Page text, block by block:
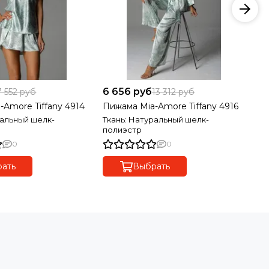
552 руб
Tiffany 4914
шелк-
0
6 656 руб13 312 руб
Пижама Mia-Amore Tiffany 4916
Ткань: Натуральный шелк-
полиэстр
0
Выбрать